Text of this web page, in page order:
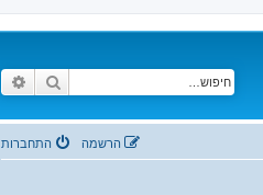
חיפוש
התחברות הרשמה